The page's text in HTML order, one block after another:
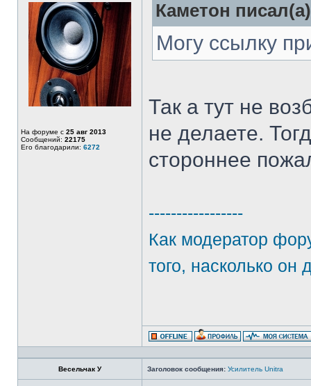
На форуме с 25 авг 2013
Сообщений: 22175
Его благодарили: 6272
Каметон
Могу ссылку
Так а тут не
не делаете.
стороннее
-----------------
Как модератор
того, насколько он
Весельчак У Заголовок сообщения: Усилитель Unitra